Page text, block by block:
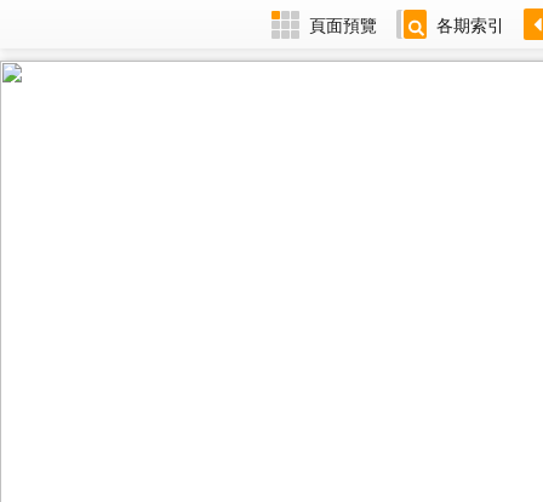
頁面預覽 各期索引